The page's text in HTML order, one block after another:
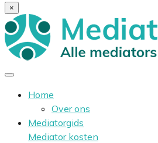
×
Home
Over ons
Mediatorgids
Mediator kosten